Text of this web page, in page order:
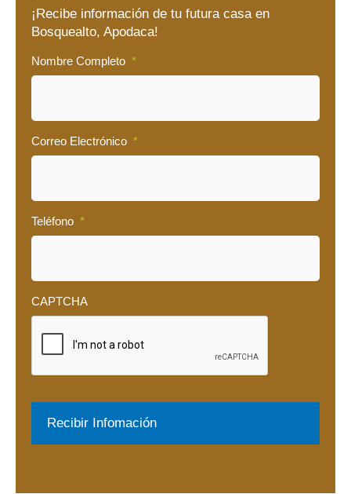
¡Recibe información de tu futura casa en
Bosquealto, Apodaca!
Nombre Completo *
Correo Electrónico *
Teléfono *
CAPTCHA